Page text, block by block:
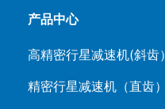
产品中心
高精密行星减速机(斜齿）
精密行星减速机（直齿）